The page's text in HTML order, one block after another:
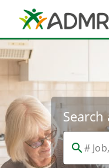
Cookies management